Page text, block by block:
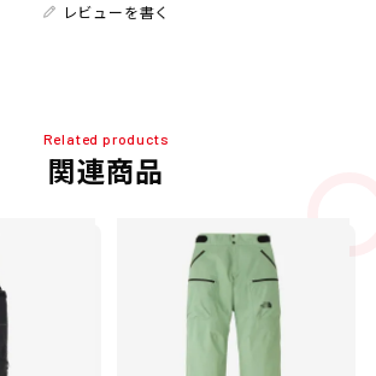
レビューを書く
Related products
関連商品